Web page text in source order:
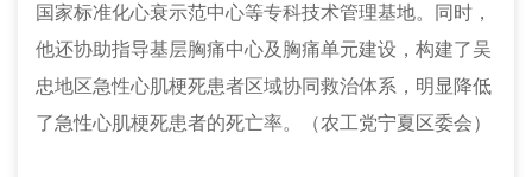
国家标准化心衰示范中心等专科技术管理基地。同时，
他还协助指导基层胸痛中心及胸痛单元建设，构建了吴
忠地区急性心肌梗死患者区域协同救治体系，明显降低
了急性心肌梗死患者的死亡率。（农工党宁夏区委会）